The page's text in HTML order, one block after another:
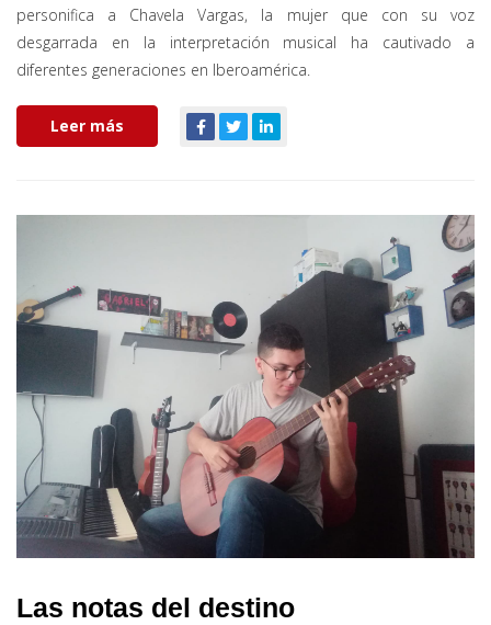
personifica a Chavela Vargas, la mujer que con su voz
desgarrada en la interpretación musical ha cautivado a
diferentes generaciones en Iberoamérica.
Leer más
Las notas del destino